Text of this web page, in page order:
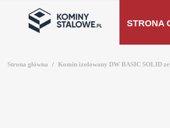
STRONA
Strona główna Komin izolowany DW BASIC SOLID